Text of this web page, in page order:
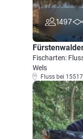
1497
Fischarten:
Wels
Fluss bei